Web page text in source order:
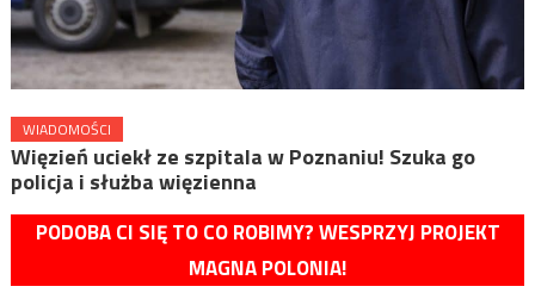
WIADOMOŚCI
Więzień uciekł ze szpitala w Poznaniu! Szuka go
policja i służba więzienna
PODOBA CI SIĘ TO CO ROBIMY? WESPRZYJ PROJEKT
MAGNA POLONIA!